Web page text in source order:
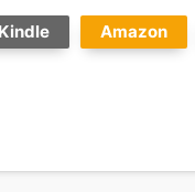
Kindle Amazon